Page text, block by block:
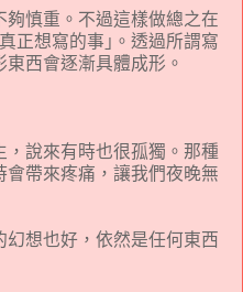
慎重。不過這樣做總之在
正想寫的事｣。透過所謂寫
西會逐漸具體成形。
說來有時也很孤獨。那種
帶來疼痛，讓我們夜晚無
幻想也好，依然是任何東西